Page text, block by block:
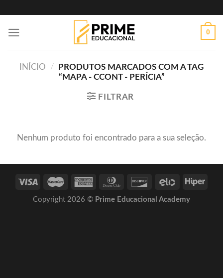
content
0
INÍCIO /
PRODUTOS MARCADOS COM A TAG
“MAPA - CCONT - PERÍCIA”
FILTRAR
Nenhum produto foi encontrado para a sua seleção.
Copyright 2026 © Prime Educacional Academy